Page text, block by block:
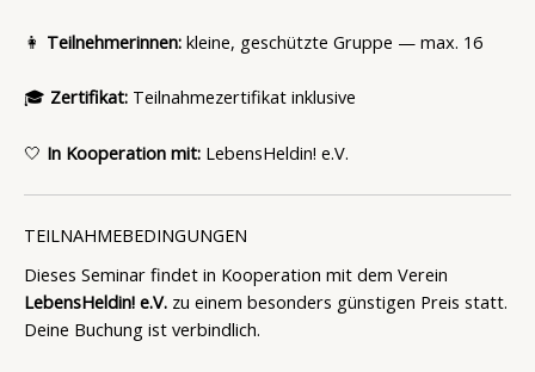
👩 Teilnehmerinnen: kleine, geschützte Gruppe — max. 16
🎓 Zertifikat: Teilnahmezertifikat inklusive
🤍 In Kooperation mit: LebensHeldin! e.V.
TEILNAHMEBEDINGUNGEN
Dieses Seminar findet in Kooperation mit dem Verein
LebensHeldin! e.V. zu einem besonders günstigen Preis statt.
Deine Buchung ist verbindlich.